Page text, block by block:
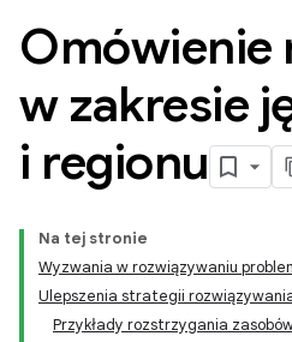
Omówienie
w zakresie
i regionu
Na tej stronie
Wyzwania w rozwiązywaniu
Ulepszenia strategii
Przykłady rozstrzygania